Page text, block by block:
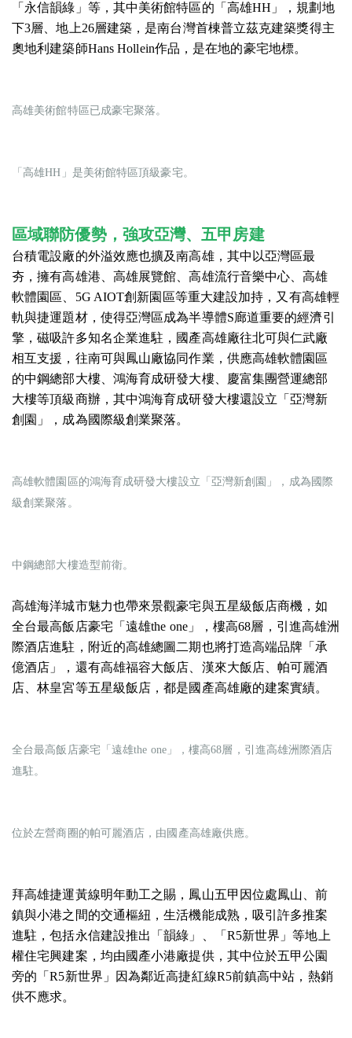
「永信韻綠」等，其中美術館特區的「高雄HH」，規劃地
下3層、地上26層建築，是南台灣首棟普立茲克建築獎得主
奧地利建築師Hans Hollein作品，是在地的豪宅地標。
高雄美術館特區已成豪宅聚落。
「高雄HH」是美術館特區頂級豪宅。
區域聯防優勢， 強攻亞灣、五甲房建
台積電設廠的外溢效應也擴及南高雄，其中以亞灣區最
夯，擁有高雄港、高雄展覽館、高雄流行音樂中心、高雄
軟體園區、5G AIOT創新園區等重大建設加持，又有高雄輕
軌與捷運題材，使得亞灣區成為半導體S廊道重要的經濟引
擎，磁吸許多知名企業進駐，國產高雄廠往北可與仁武廠
相互支援，往南可與鳳山廠協同作業，供應高雄軟體園區
的中鋼總部大樓、鴻海育成研發大樓、慶富集團營運總部
大樓等頂級商辦，其中鴻海育成研發大樓還設立「亞灣新
創園」，成為國際級創業聚落。
高雄軟體園區的鴻海育成研發大樓設立「亞灣新創園」，成為國際
級創業聚落。
中鋼總部大樓造型前衛。
高雄海洋城市魅力也帶來景觀豪宅與五星級飯店商機，如
全台最高飯店豪宅「遠雄the one」，樓高68層，引進高雄洲
際酒店進駐，附近的高雄總圖二期也將打造高端品牌「承
億酒店」，還有高雄福容大飯店、漢來大飯店、帕可麗酒
店、林皇宮等五星級飯店，都是國產高雄廠的建案實績。
全台最高飯店豪宅「遠雄the one」，樓高68層，引進高雄洲際酒店
進駐。
位於左營商圈的帕可麗酒店，由國產高雄廠供應。
拜高雄捷運黃線明年動工之賜，鳳山五甲因位處鳳山、前
鎮與小港之間的交通樞紐，生活機能成熟，吸引許多推案
進駐，包括永信建設推出「韻綠」、「R5新世界」等地上
權住宅興建案，均由國產小港廠提供，其中位於五甲公園
旁的「R5新世界」因為鄰近高捷紅線R5前鎮高中站，熱銷
供不應求。